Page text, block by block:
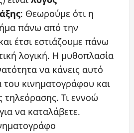
: Θεωρούμε ότι η
πάνω από την
έτσι εστιάζουμε πάνω
λογική. Η μυθοπλασία
να κάνεις αυτό
του κινηματογράφου και
τηλεόρασης. Τι εννοώ
να καταλάβετε.